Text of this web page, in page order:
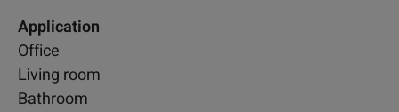
Application
Office
Living room
Bathroom